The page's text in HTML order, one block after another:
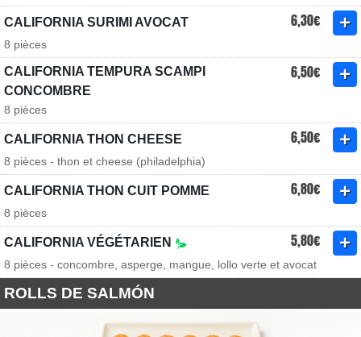
CALIFORNIA SURIMI AVOCAT 6,30€
8 pièces
CALIFORNIA TEMPURA SCAMPI
CONCOMBRE
6,50€
8 pièces
CALIFORNIA THON CHEESE 6,50€
8 pièces - thon et cheese (philadelphia)
CALIFORNIA THON CUIT POMME 6,80€
8 pièces
CALIFORNIA VÉGÉTARIEN 5,80€
8 pièces - concombre, asperge, mangue, lollo verte et avocat
ROLLS DE SALMÓN